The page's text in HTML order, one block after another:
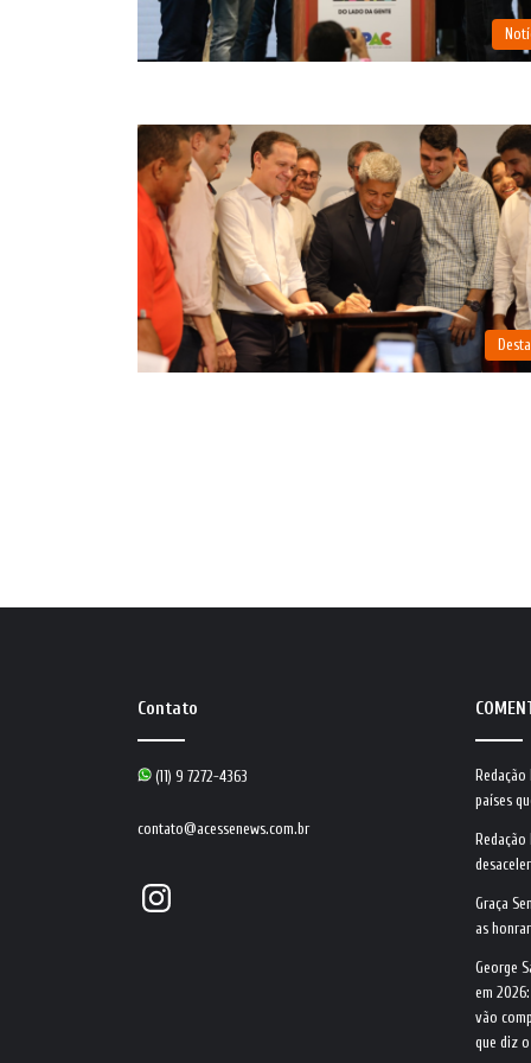
Contato
(11) 9 7272-4363
contato@acessenews.com.br
Instagram
Redação
países
Redação
Graça
as
George
em
vão
que diz